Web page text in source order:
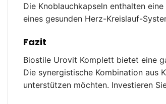
Die Knoblauchkapseln enthalten
eines gesunden Herz-Kreislauf-
Fazit
Biostile Urovit Komplett bietet eine
Die synergistische Kombination aus
unterstützen möchten. Investieren